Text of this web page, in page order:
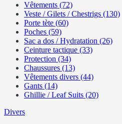
Vêtements (72)
Veste / Gilets / Chestrigs (130)
Porte tète (60)
Poches (59)
Sac a dos / Hydratation (26)
Ceinture tactique (33)
Protection (34)
Chaussures (13)
Vêtements divers (44)
Gants (14)
Ghillie / Leaf Suits (20)
Divers